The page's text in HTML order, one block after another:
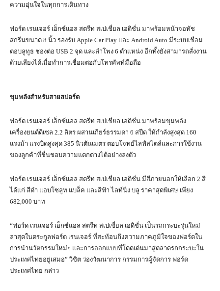
ความอุ่นใจในทุกการเดินทาง
ฟอร์ด เรนเจอร์ เอ็กซ์แอล สตรีท สเปเชี่ยล เอดิชั่น มาพร้อมหน้าจอทัช
สกรีนขนาด 8 นิ้ว รองรับ Apple Car Play และ Android Auto มีระบบเชื่อม
ต่อบลูทูธ ช่องต่อ USB 2 จุด และลำโพง 6 ตำแหน่ง อีกทั้งยังสามารถสั่งงาน
ด้วยเสียงได้เมื่อทำการเชื่อมต่อกับโทรศัพท์มือถือ
ขุมพลังสำหรับสายสปอร์ต
ฟอร์ด เรนเจอร์ เอ็กซ์แอล สตรีท สเปเชี่ยล เอดิชั่น มาพร้อมขุมพลัง
เครื่องยนต์ดีเซล 2.2 ลิตร ผสานเกียร์ธรรมดา 6 สปีด ให้กำลังสูงสุด 160
แรงม้า แรงบิดสูงสุด 385 นิวตันเมตร ตอบโจทย์ไลฟ์สไตล์และการใช้งาน
ของลูกค้าที่ชื่นชอบความแตกต่างได้อย่างลงตัว
ฟอร์ด เรนเจอร์ เอ็กซ์แอล สตรีท สเปเชี่ยล เอดิชั่น มีสีภายนอกให้เลือก 2 สี
ได้แก่ สีดำ แอบโซลูท แบล็ค และสีฟ้า ไลท์นิ่ง บลู ราคาสุดพิเศษ เพียง
682,000 บาท
“ฟอร์ด เรนเจอร์ เอ็กซ์แอล สตรีท สเปเชี่ยล เอดิชั่น เป็นรถกระบะรุ่นใหม่
ล่าสุดในตระกูลฟอร์ด เรนเจอร์ ที่สะท้อนถึงความภาคภูมิใจของฟอร์ดใน
การนำนวัตกรรมใหม่ๆ และการออกแบบที่โดดเด่นมาสู่ตลาดรถกระบะใน
ประเทศไทยอยู่เสมอ” วิชิต ว่องวัฒนาการ กรรมการผู้จัดการ ฟอร์ด
ประเทศไทย กล่าว